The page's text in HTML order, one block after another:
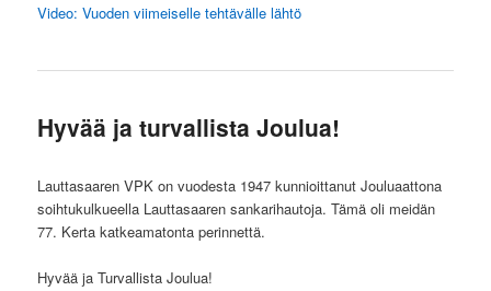
Video: Vuoden viimeiselle tehtävälle lähtö
Hyvää ja turvallista Joulua!
Lauttasaaren VPK on vuodesta 1947 kunnioittanut Jouluaattona
soihtukulkueella Lauttasaaren sankarihautoja. Tämä oli meidän
77. Kerta katkeamatonta perinnettä.
Hyvää ja Turvallista Joulua!